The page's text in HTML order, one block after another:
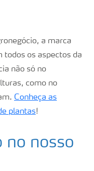
a marca
todos os aspectos da
não só no
como no
Conheça as
plantas!
no nosso